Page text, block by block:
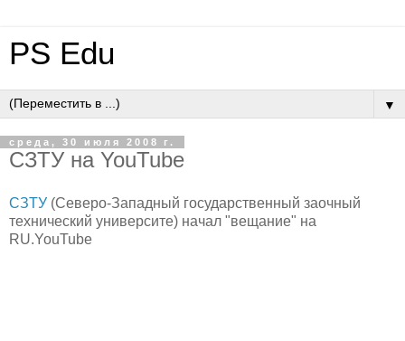
PS Edu
▼
среда, 30 июля 2008 г.
СЗТУ на YouTube
СЗТУ (Северо-Западный государственный заочный
технический университе) начал "вещание" на
RU.YouTube